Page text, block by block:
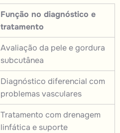
Função no diagnóstico e
tratamento
Avaliação da pele e gordura
subcutânea
Diagnóstico diferencial com
problemas vasculares
Tratamento com drenagem
linfática e suporte